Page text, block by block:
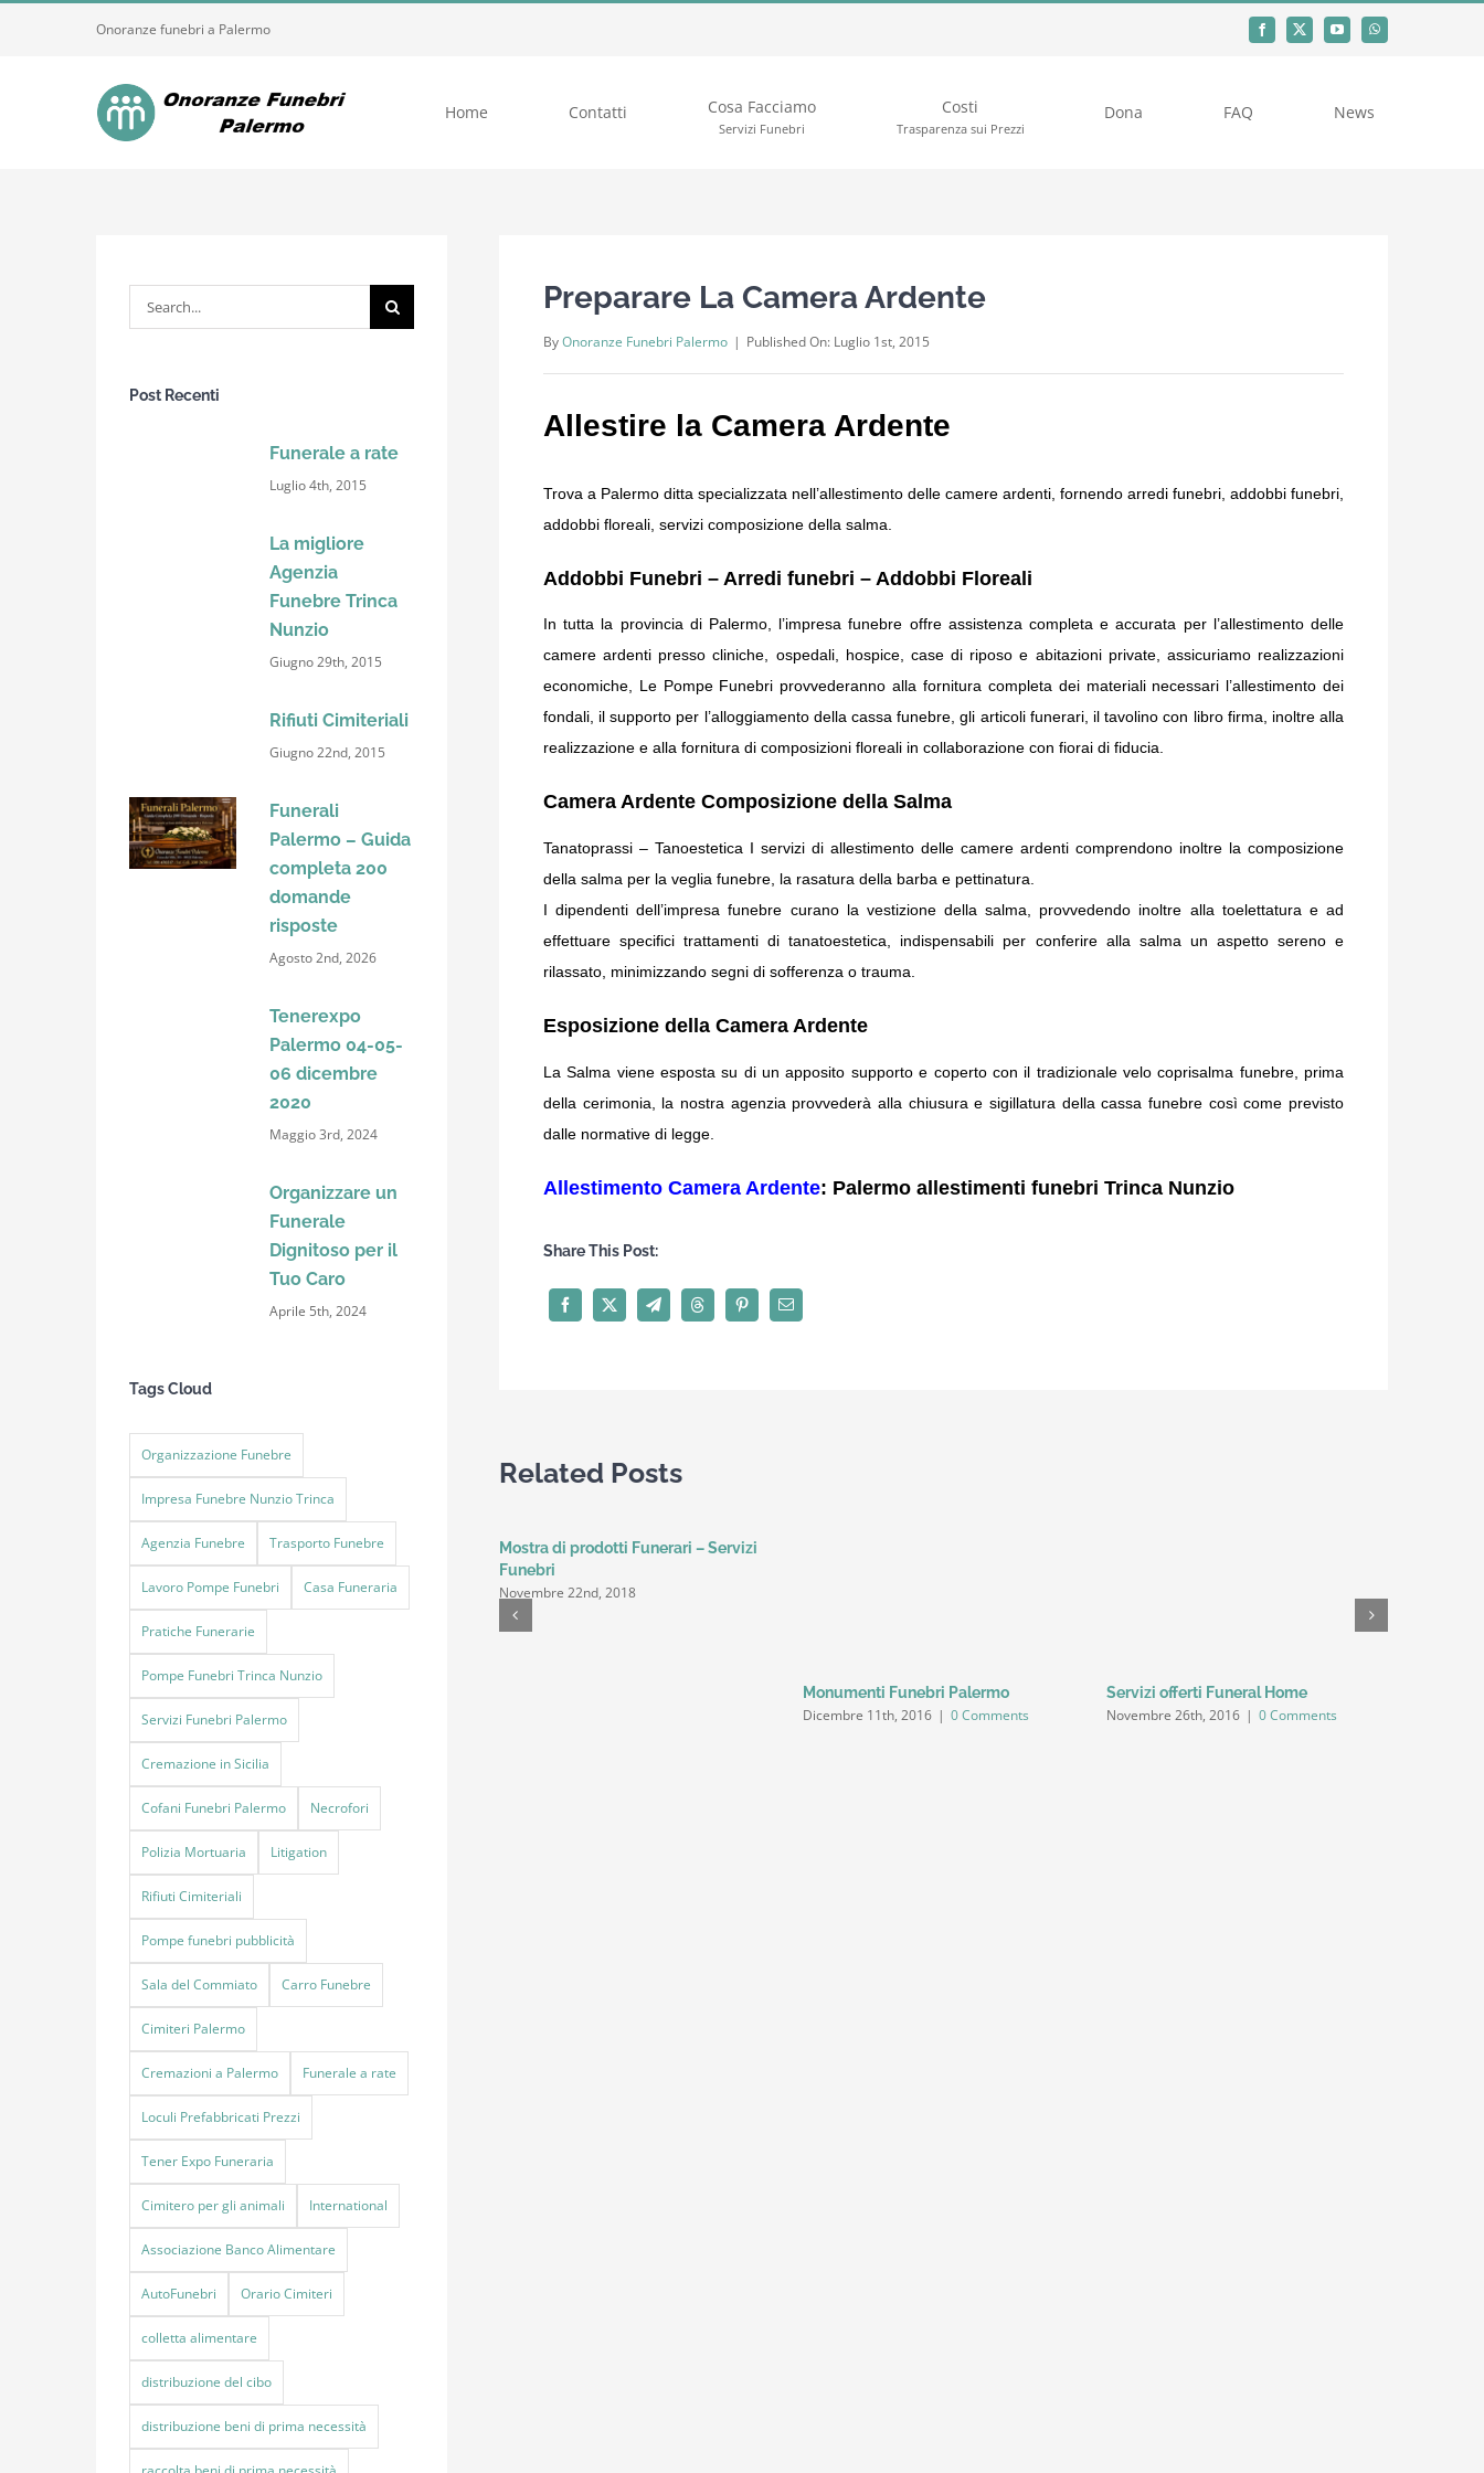
Onoranze funebri a Palermo
Home Contatti Cosa Facciamo
Servizi Funebri
Costi
Trasparenza sui Prezzi
Dona FAQ News
Search
for:
Post Recenti
Funerale a rate
Luglio 4th, 2015
La migliore
Agenzia
Funebre Trinca
Nunzio
Giugno 29th, 2015
Rifiuti Cimiteriali
Giugno 22nd, 2015
Funerali
Palermo – Guida
completa 200
domande
risposte
Agosto 2nd, 2026
Tenerexpo
Palermo 04-05-
06 dicembre
2020
Maggio 3rd, 2024
Organizzare un
Funerale
Dignitoso per il
Tuo Caro
Aprile 5th, 2024
Tags Cloud
Organizzazione Funebre
Impresa Funebre Nunzio Trinca
Agenzia Funebre Trasporto Funebre
Lavoro Pompe Funebri Casa Funeraria
Pratiche Funerarie
Pompe Funebri Trinca Nunzio
Servizi Funebri Palermo
Cremazione in Sicilia
Cofani Funebri Palermo Necrofori
Polizia Mortuaria Litigation
Rifiuti Cimiteriali
Pompe funebri pubblicità
Sala del Commiato Carro Funebre
Cimiteri Palermo
Cremazioni a Palermo Funerale a rate
Loculi Prefabbricati Prezzi
Tener Expo Funeraria
Cimitero per gli animali International
Associazione Banco Alimentare
AutoFunebri Orario Cimiteri
colletta alimentare
distribuzione del cibo
distribuzione beni di prima necessità
Preparare La Camera Ardente
ByOnoranze Funebri Palermo | Published On: Luglio 1st, 2015
Allestire la Camera Ardente
Trova a Palermo ditta specializzata nell’allestimento delle camere ardenti, fornendo arredi funebri, addobbi funebri,
addobbi floreali, servizi composizione della salma.
Addobbi Funebri – Arredi funebri – Addobbi Floreali
In tutta la provincia di Palermo, l’impresa funebre offre assistenza completa e accurata per l’allestimento delle
camere ardenti presso cliniche, ospedali, hospice, case di riposo e abitazioni private, assicuriamo realizzazioni
economiche, Le Pompe Funebri provvederanno alla fornitura completa dei materiali necessari l’allestimento dei
fondali, il supporto per l’alloggiamento della cassa funebre, gli articoli funerari, il tavolino con libro firma, inoltre alla
realizzazione e alla fornitura di composizioni floreali in collaborazione con fiorai di fiducia.
Camera Ardente Composizione della Salma
Tanatoprassi – Tanoestetica I servizi di allestimento delle camere ardenti comprendono inoltre la composizione
della salma per la veglia funebre, la rasatura della barba e pettinatura.
I dipendenti dell’impresa funebre curano la vestizione della salma, provvedendo inoltre alla toelettatura e ad
effettuare specifici trattamenti di tanatoestetica, indispensabili per conferire alla salma un aspetto sereno e
rilassato, minimizzando segni di sofferenza o trauma.
Esposizione della Camera Ardente
La Salma viene esposta su di un apposito supporto e coperto con il tradizionale velo coprisalma funebre, prima
della cerimonia, la nostra agenzia provvederà alla chiusura e sigillatura della cassa funebre così come previsto
dalle normative di legge.
Allestimento Camera Ardente: Palermo allestimenti funebri Trinca Nunzio
Share This Post:
Related Posts
Mostra di prodotti Funerari – Servizi
Funebri
Novembre 22nd, 2018
Monumenti Funebri Palermo
Dicembre 11th, 2016 | 0 Comments
Servizi offerti Funeral Home
Novembre 26th, 2016 | 0 Comments